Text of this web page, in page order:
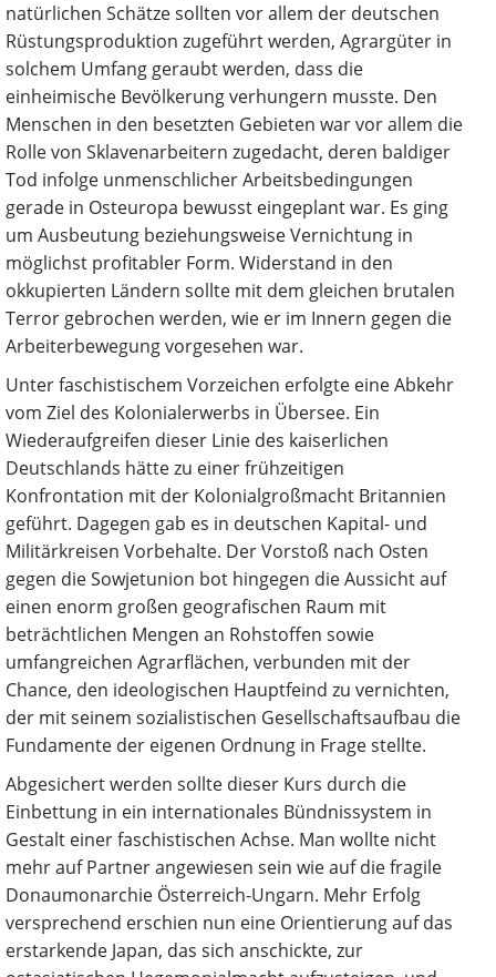
natürlichen Schätze sollten vor allem der deutschen
Rüstungsproduktion zugeführt werden, Agrargüter in
solchem Umfang geraubt werden, dass die
einheimische Bevölkerung verhungern musste. Den
Menschen in den besetzten Gebieten war vor allem die
Rolle von Sklavenarbeitern zugedacht, deren baldiger
Tod infolge unmenschlicher Arbeitsbedingungen
gerade in Osteuropa bewusst eingeplant war. Es ging
um Ausbeutung beziehungsweise Vernichtung in
möglichst profitabler Form. Widerstand in den
okkupierten Ländern sollte mit dem gleichen brutalen
Terror gebrochen werden, wie er im Innern gegen die
Arbeiterbewegung vorgesehen war.
Unter faschistischem Vorzeichen erfolgte eine Abkehr
vom Ziel des Kolonialerwerbs in Übersee. Ein
Wiederaufgreifen dieser Linie des kaiserlichen
Deutschlands hätte zu einer frühzeitigen
Konfrontation mit der Kolonialgroßmacht Britannien
geführt. Dagegen gab es in deutschen Kapital- und
Militärkreisen Vorbehalte. Der Vorstoß nach Osten
gegen die Sowjetunion bot hingegen die Aussicht auf
einen enorm großen geografischen Raum mit
beträchtlichen Mengen an Rohstoffen sowie
umfangreichen Agrarflächen, verbunden mit der
Chance, den ideologischen Hauptfeind zu vernichten,
der mit seinem sozialistischen Gesellschaftsaufbau die
Fundamente der eigenen Ordnung in Frage stellte.
Abgesichert werden sollte dieser Kurs durch die
Einbettung in ein internationales Bündnissystem in
Gestalt einer faschistischen Achse. Man wollte nicht
mehr auf Partner angewiesen sein wie auf die fragile
Donaumonarchie Österreich-Ungarn. Mehr Erfolg
versprechend erschien nun eine Orientierung auf das
erstarkende Japan, das sich anschickte, zur